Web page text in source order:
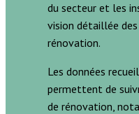
du secteur et les
vision détaillée
rénovation.
Les données
permettent de
de rénovation,